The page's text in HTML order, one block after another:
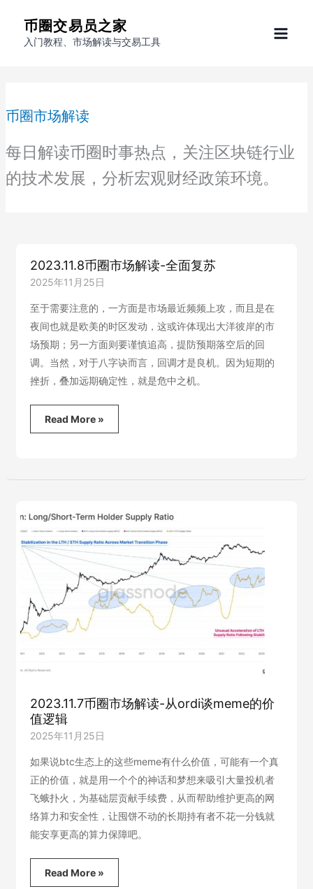
币圈交易员之家
入门教程、市场解读与交易工具
币圈市场解读
每日解读币圈时事热点，关注区块链行业
的技术发展，分析宏观财经政策环境。
2023.11.8币圈市场解读-全面复苏
2025年11月25日
至于需要注意的，一方面是市场最近频频上攻，而且是在
夜间也就是欧美的时区发动，这或许体现出大洋彼岸的市
场预期；另一方面则要谨慎追高，提防预期落空后的回
调。当然，对于八字诀而言，回调才是良机。因为短期的
挫折，叠加远期确定性，就是危中之机。
2023.11.8
币
全
面
复
苏
Read More »
2023.11.7币圈市场解读-从ordi谈meme的价
值逻辑
2025年11月25日
如果说btc生态上的这些meme有什么价值，可能有一个真
正的价值，就是用一个个的神话和梦想来吸引大量投机者
飞蛾扑火，为基础层贡献手续费，从而帮助维护更高的网
络算力和安全性，让囤饼不动的长期持有者不花一分钱就
能安享更高的算力保障吧。
2023.11.7
币
Read More »